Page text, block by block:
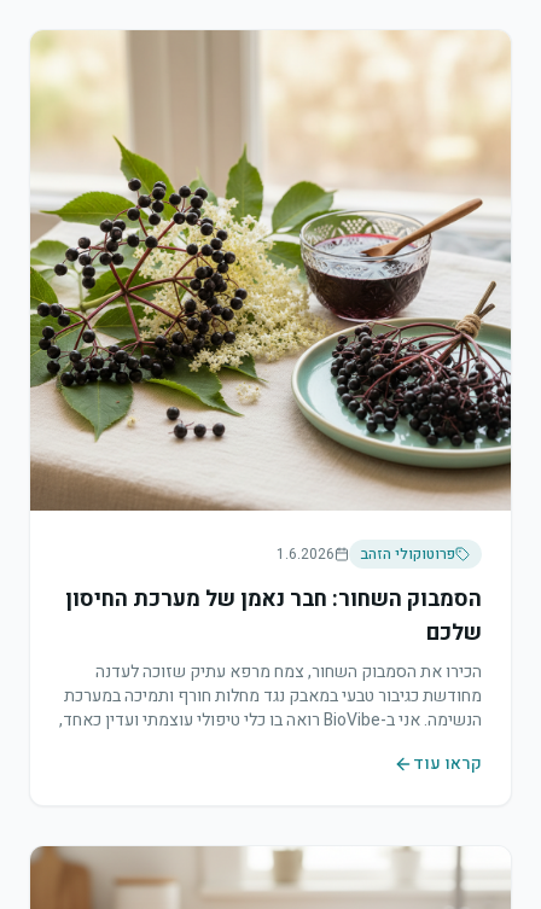
פרוטוקולי הזהב 1.6.2026
הסמבוק השחור: חבר נאמן של מערכת החיסון
שלכם
הכירו את הסמבוק השחור, צמח מרפא עתיק שזוכה לעדנה
מחודשת כגיבור טבעי במאבק נגד מחלות חורף ותמיכה במערכת
הנשימה. אני ב-BioVibe רואה בו כלי טיפולי עוצמתי ועדין כאחד,
קראו עוד